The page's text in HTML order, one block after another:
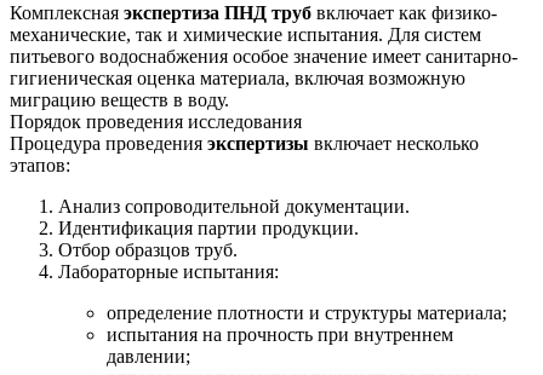
Комплексная экспертиза ПНД труб включает как физико-
механические, так и химические испытания. Для систем
питьевого водоснабжения особое значение имеет санитарно-
гигиеническая оценка материала, включая возможную
миграцию веществ в воду.
Порядок проведения исследования
Процедура проведения экспертизы включает несколько
этапов:
Анализ сопроводительной документации.
Идентификация партии продукции.
Отбор образцов труб.
Лабораторные испытания:
определение плотности и структуры материала;
испытания на прочность при внутреннем
давлении;